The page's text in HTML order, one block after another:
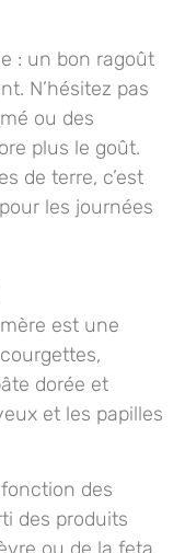
: un bon ragoût
N’hésitez pas
ou des
plus le goût.
de terre, c’est
les journées
est une
dorée et
et les papilles
des
des produits